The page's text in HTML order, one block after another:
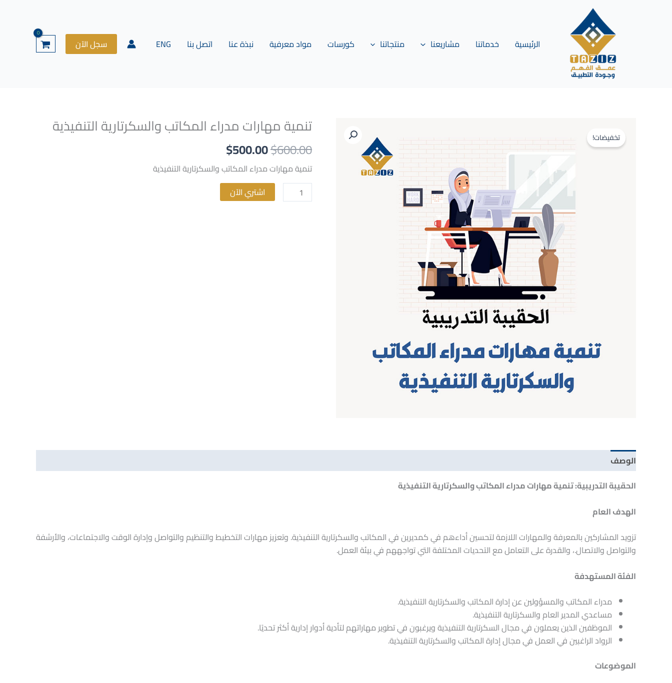
الرئيسية خدماتنا مشاريعنا منتجاتنا كورسات مواد معرفية نبذة عنا اتصل بنا ENG سجل الآن
تخفيضات! تنمية مهارات مدراء المكاتب والسكرتارية التنفيذية
$600.00
السعر
الأصلي
هو:
$600.00.
$500.00
السعر
هو:
$500.00.
تنمية مهارات مدراء المكاتب والسكرتارية التنفيذية
كمية
مهارات
مدراء
المكاتب
والسكرتارية
التنفيذية
اشتري الآن
الوصف
الحقيبة التدريبية: تنمية مهارات مدراء المكاتب والسكرتارية التنفيذية
الهدف العام
تزويد المشاركين بالمعرفة والمهارات اللازمة لتحسين أداءهم في كمديرين في المكاتب والسكرتارية التنفيذية. وتعزيز مهارات التخطيط والتنظيم والتواصل وإدارة الوقت والاجتماعات، والأرشفة
والتواصل والاتصال.، والقدرة على التعامل مع التحديات المختلفة التي تواجههم في بيئة العمل.
الفئة المستهدفة
مدراء المكاتب والمسؤولين عن إدارة المكاتب والسكرتارية التنفيذية.
مساعدي المدير العام والسكرتارية التنفيذية.
الموظفين الذين يعملون في مجال السكرتارية التنفيذية ويرغبون في تطوير مهاراتهم لتأدية أدوار إدارية أكثر تحديًا.
الرواد الراغبين في العمل في مجال إدارة المكاتب والسكرتارية التنفيذية.
الموضوعات